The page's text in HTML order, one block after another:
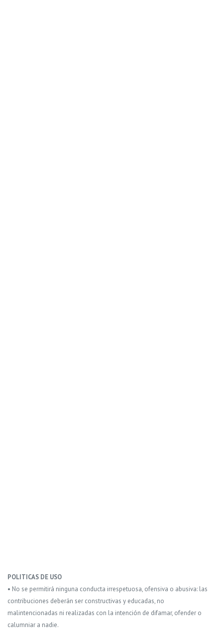
POLITICAS DE USO
• No se permitirá ninguna conducta irrespetuosa, ofensiva o abusiva: las
contribuciones deberán ser constructivas y educadas, no
malintencionadas ni realizadas con la intención de difamar, ofender o
calumniar a nadie.